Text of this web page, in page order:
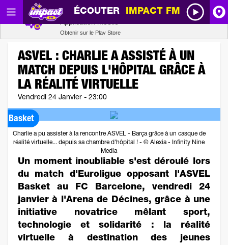
ÉCOUTER IMPACT FM
ASVEL : CHARLIE A ASSISTÉ À UN
MATCH DEPUIS L'HÔPITAL GRÂCE À
LA RÉALITÉ VIRTUELLE
Vendredi 24 Janvier - 23:00
Basket
Charlie a pu assister à la rencontre ASVEL - Barça grâce à un casque de
réalité virtuelle... depuis sa chambre d'hôpital ! - © Alexia - Infinity Nine
Media
Un moment inoubliable s'est déroulé lors
du match d'Euroligue opposant l'ASVEL
Basket au FC Barcelone, vendredi 24
janvier à l'Arena de Décines, grâce à une
initiative novatrice mêlant sport,
technologie et solidarité : la réalité
virtuelle à destination des jeunes
Radio SCOOP
Obtenir sur le Play Store
Télécharger